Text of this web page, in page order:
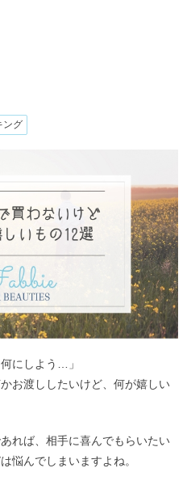
ング
にしよう…」
お渡ししたいけど、何が嬉しい
れば、相手に喜んでもらいたい
悩んでしまいますよね。